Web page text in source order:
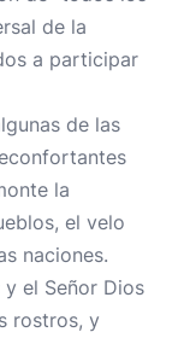
de la
a participar
de las
la
el velo
naciones.
el Señor Dios
rostros, y